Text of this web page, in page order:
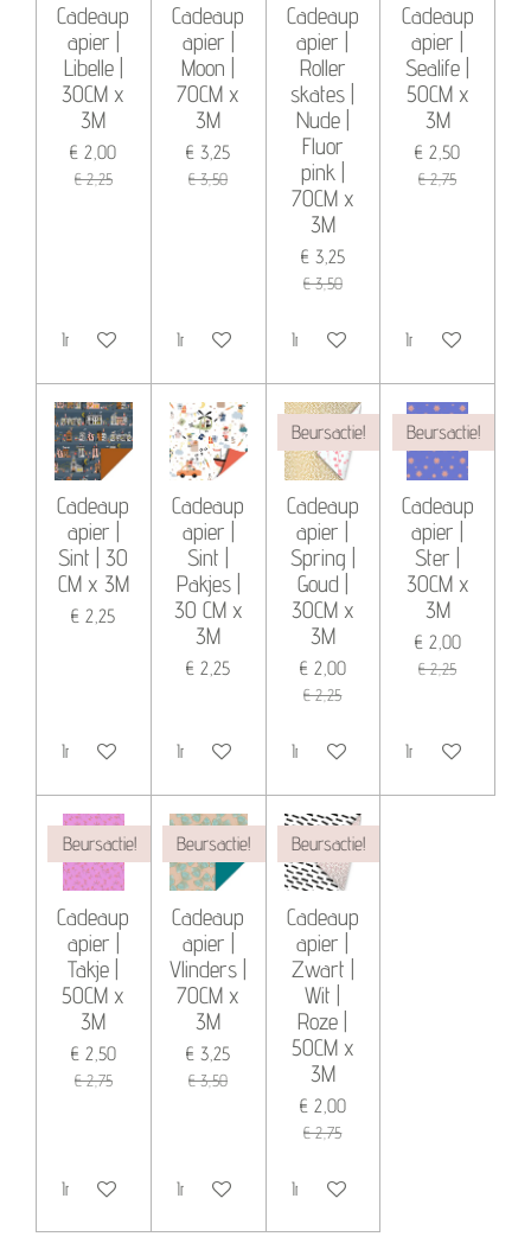
Cadeaup
apier |
Libelle |
30CM x
3M
€ 2,00
€ 2,25
In winkelwagen
Cadeaup
apier |
Moon |
70CM x
3M
€ 3,25
€ 3,50
In winkelwagen
Cadeaup
apier |
Roller
skates |
Nude |
Fluor
pink |
70CM x
3M
€ 3,25
€ 3,50
In winkelwagen
Cadeaup
apier |
Sealife |
50CM x
3M
€ 2,50
€ 2,75
In winkelwagen
Cadeaup
apier |
Sint | 30
CM x 3M
€ 2,25
In winkelwagen
Cadeaup
apier |
Sint |
Pakjes |
30 CM x
3M
€ 2,25
In winkelwagen
Beursactie!
Cadeaup
apier |
Spring |
Goud |
30CM x
3M
€ 2,00
€ 2,25
In winkelwagen
Beursactie!
Cadeaup
apier |
Ster |
30CM x
3M
€ 2,00
€ 2,25
In winkelwagen
Beursactie!
Cadeaup
apier |
Takje |
50CM x
3M
€ 2,50
€ 2,75
In winkelwagen
Beursactie!
Cadeaup
apier |
Vlinders |
70CM x
3M
€ 3,25
€ 3,50
In winkelwagen
Beursactie!
Cadeaup
apier |
Zwart |
Wit |
Roze |
50CM x
3M
€ 2,00
€ 2,75
In winkelwagen